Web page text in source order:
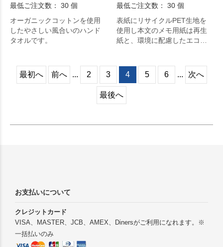
最低ご注文数： 30 個
オーガニックコットンを使用
したやさしい風合いのハンド
タオルです。
最低ご注文数： 30 個
表紙にリサイクルPET生地を
使用し本文のメモ用紙は再生
紙と、環境に配慮したエコメ
最初へ 前へ ... 2 3 4 5 6 ... 次へ
最後へ
お支払いについて
クレジットカード
VISA、MASTER、JCB、AMEX、Dinersがご利用になれます。※
一括払いのみ